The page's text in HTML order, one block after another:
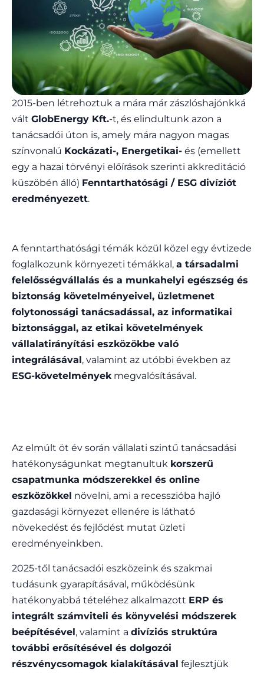
2015-ben létrehoztuk a mára már zászlóshajónkká
vált GlobEnergy Kft.-t, és elindultunk azon a
tanácsadói úton is, amely mára nagyon magas
színvonalú Kockázati-, Energetikai- és (emellett
egy a hazai törvényi előírások szerinti akkreditáció
küszöbén álló) Fenntarthatósági / ESG divíziót
eredményezett.
A fenntarthatósági témák közül közel egy évtizede
foglalkozunk környezeti témákkal, a társadalmi
felelősségvállalás és a munkahelyi egészség és
biztonság követelményeivel, üzletmenet
folytonossági tanácsadással, az informatikai
biztonsággal, az etikai követelmények
vállalatirányítási eszközökbe való
integrálásával, valamint az utóbbi években az
ESG-követelmények megvalósításával.
Az elmúlt öt év során vállalati szintű tanácsadási
hatékonyságunkat megtanultuk korszerű
csapatmunka módszerekkel és online
eszközökkel növelni, ami a recesszióba hajló
gazdasági környezet ellenére is látható
növekedést és fejlődést mutat üzleti
eredményeinkben.
2025-től tanácsadói eszközeink és szakmai
tudásunk gyarapításával, működésünk
hatékonyabbá tételéhez alkalmazott ERP és
integrált számviteli és könyvelési módszerek
beépítésével, valamint a divíziós struktúra
további erősítésével és dolgozói
részvénycsomagok kialakításával fejlesztjük